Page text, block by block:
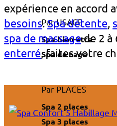
Par USAGE
Spa bien-être
Spa de nage
Par PLACES
Spa 2 places
Spa 3 places
expérience en accord
besoins.Spa détente,
spa de massagede 2 à
enterré, faites votre